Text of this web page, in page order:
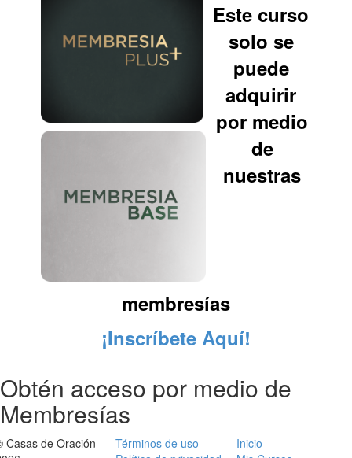
Este curso
solo se
puede
adquirir
por medio
de
nuestras
membresías
¡Inscríbete Aquí!
Obtén acceso por medio de
Membresías
Casas de Oración
Términos de uso
Inicio